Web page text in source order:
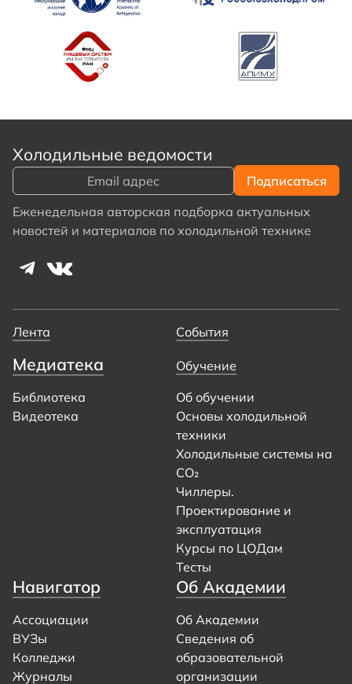
Холодильные ведомости
Еженедельная авторская подборка актуальных
новостей и материалов по холодильной технике
Лента События
Медиатека
Библиотека
Видеотека
Обучение
Об обучении
Основы холодильной
техники
Холодильные системы на
CO₂
Чиллеры.
Проектирование и
эксплуатация
Курсы по ЦОДам
Тесты
Навигатор
Ассоциации
ВУЗы
Колледжи
Журналы
Об Академии
Об Академии
Сведения об
образовательной
организации